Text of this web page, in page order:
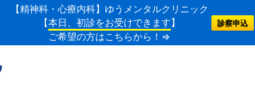
【精神科・心療内科】ゆうメンタルクリニック
【本日、初診をお受けできます】
ご希望の方はこちらから！⇒
診察申込